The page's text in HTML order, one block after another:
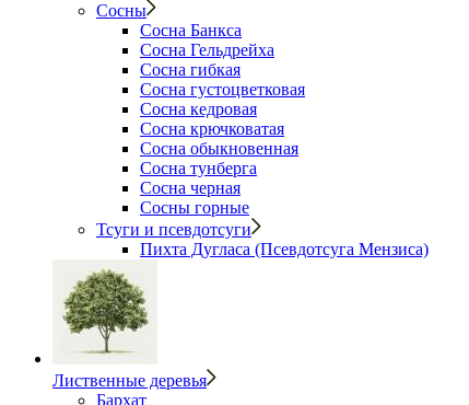
Сосны
Сосна Банкса
Сосна Гельдрейха
Сосна гибкая
Сосна густоцветковая
Сосна кедровая
Сосна крючковатая
Сосна обыкновенная
Сосна тунберга
Сосна черная
Сосны горные
Тсуги и псевдотсуги
Пихта Дугласа (Псевдотсуга Мензиса)
Лиственные деревья
Бархат